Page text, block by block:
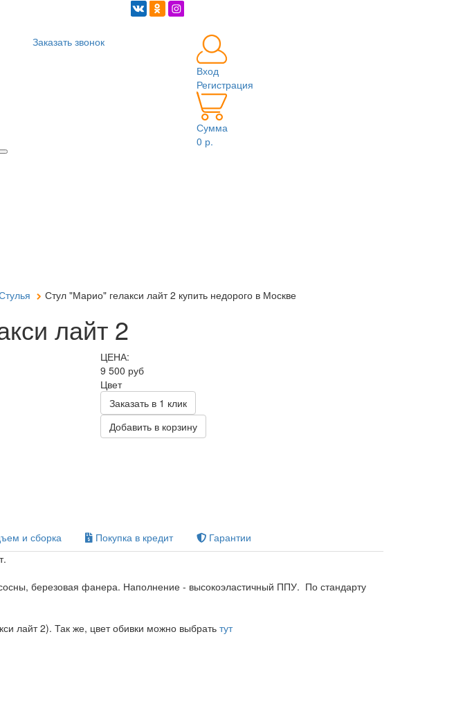
Заказать звонок
Вход
Регистрация
Сумма
0 р.
Стул "Марио" гелакси лайт 2 купить недорого в Москве
лайт 2
ЦЕНА:
9 500 руб
Цвет
Заказать в 1 клик
Добавить в корзину
и сборка Покупка в кредит
Гарантии
березовая фанера. Наполнение - высокоэластичный ППУ. По стандарту
лайт 2). Так же, цвет обивки можно выбрать тут